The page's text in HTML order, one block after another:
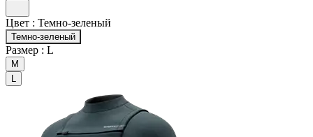
Цвет : Темно-зеленый
Темно-зеленый
Размер : L
M